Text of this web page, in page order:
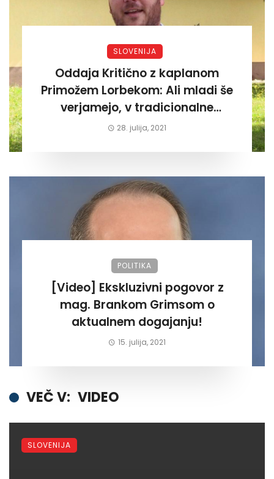
SLOVENIJA
Oddaja Kritično z kaplanom
Primožem Lorbekom: Ali mladi še
verjamejo, v tradicionalne
vrednote katoličanstva ?
28. julija, 2021
POLITIKA
[Video] Ekskluzivni pogovor z
mag. Brankom Grimsom o
aktualnem dogajanju!
15. julija, 2021
VEČ V: VIDEO
SLOVENIJA